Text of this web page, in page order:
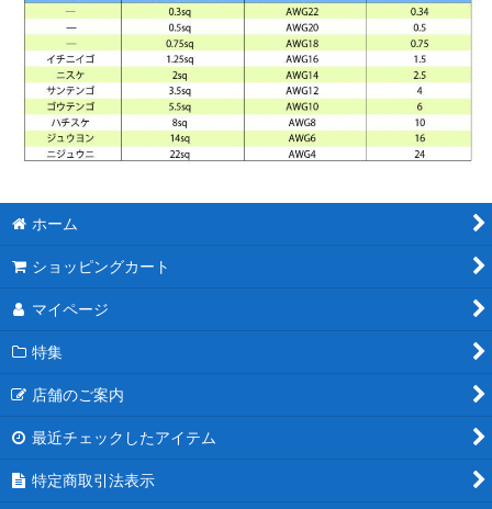
ホーム
ショッピングカート
マイページ
特集
店舗のご案内
最近チェックしたアイテム
特定商取引法表示